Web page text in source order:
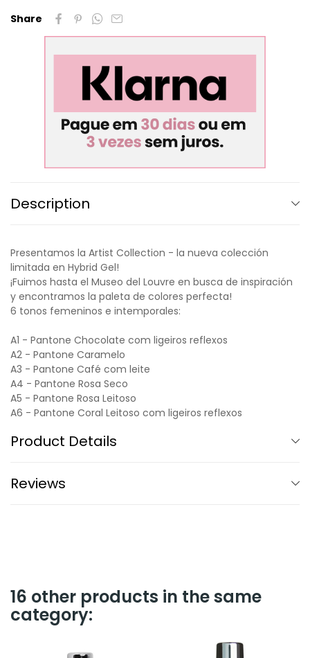
Share
Description
Presentamos la Artist Collection - la nueva colección
limitada en Hybrid Gel!
¡Fuimos hasta el Museo del Louvre en busca de inspiración
y encontramos la paleta de colores perfecta!
6 tonos femeninos e intemporales:
A1 - Pantone Chocolate com ligeiros reflexos
A2 - Pantone Caramelo
A3 - Pantone Café com leite
A4 - Pantone Rosa Seco
A5 - Pantone Rosa Leitoso
A6 - Pantone Coral Leitoso com ligeiros reflexos
Product Details
Reviews
16 other products in the same
category: